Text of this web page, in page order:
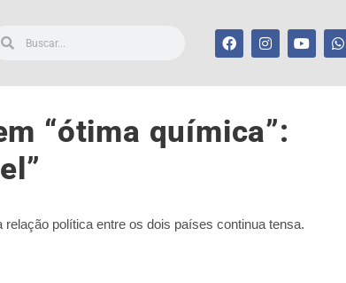
“ótima química”:
política entre os dois países continua tensa.